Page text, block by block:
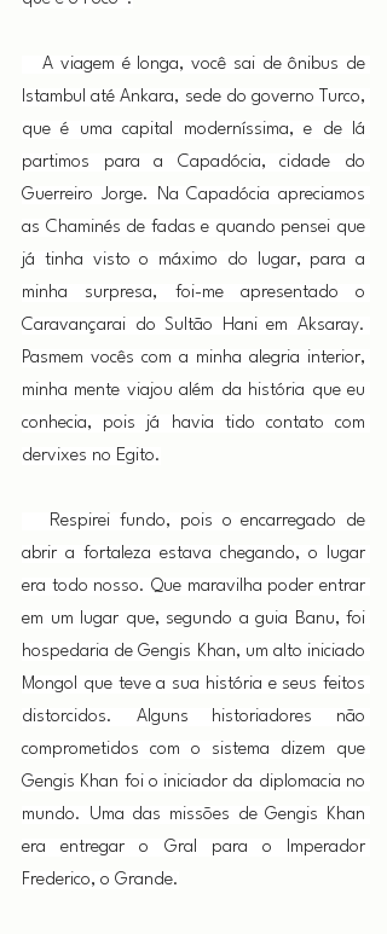
   A viagem é longa, você sai de ônibus de
Istambul até Ankara, sede do governo Turco,
que é uma capital moderníssima, e de lá
partimos para a Capadócia, cidade do
Guerreiro Jorge. Na Capadócia apreciamos
as Chaminés de fadas e quando pensei que
já tinha visto o máximo do lugar, para a
minha surpresa, foi-me apresentado o
Caravançarai do Sultão Hani em Aksaray.
Pasmem vocês com a minha alegria interior,
minha mente viajou além da história que eu
conhecia, pois já havia tido contato com
dervixes no Egito.
Respirei fundo, pois o encarregado de
abrir a fortaleza estava chegando, o lugar
era todo nosso. Que maravilha poder entrar
em um lugar que, segundo a guia Banu, foi
hospedaria de Gengis Khan, um alto iniciado
Mongol que teve a sua história e seus feitos
distorcidos. Alguns historiadores não
comprometidos com o sistema dizem que
Gengis Khan foi o iniciador da diplomacia no
mundo. Uma das missões de Gengis Khan
era entregar o Gral para o Imperador
Frederico, o Grande.